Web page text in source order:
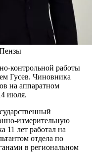
контрольной работы
Гусев. Чиновника
на аппаратном
июля.
измерительную
11 лет работал на
отдела по
в региональном